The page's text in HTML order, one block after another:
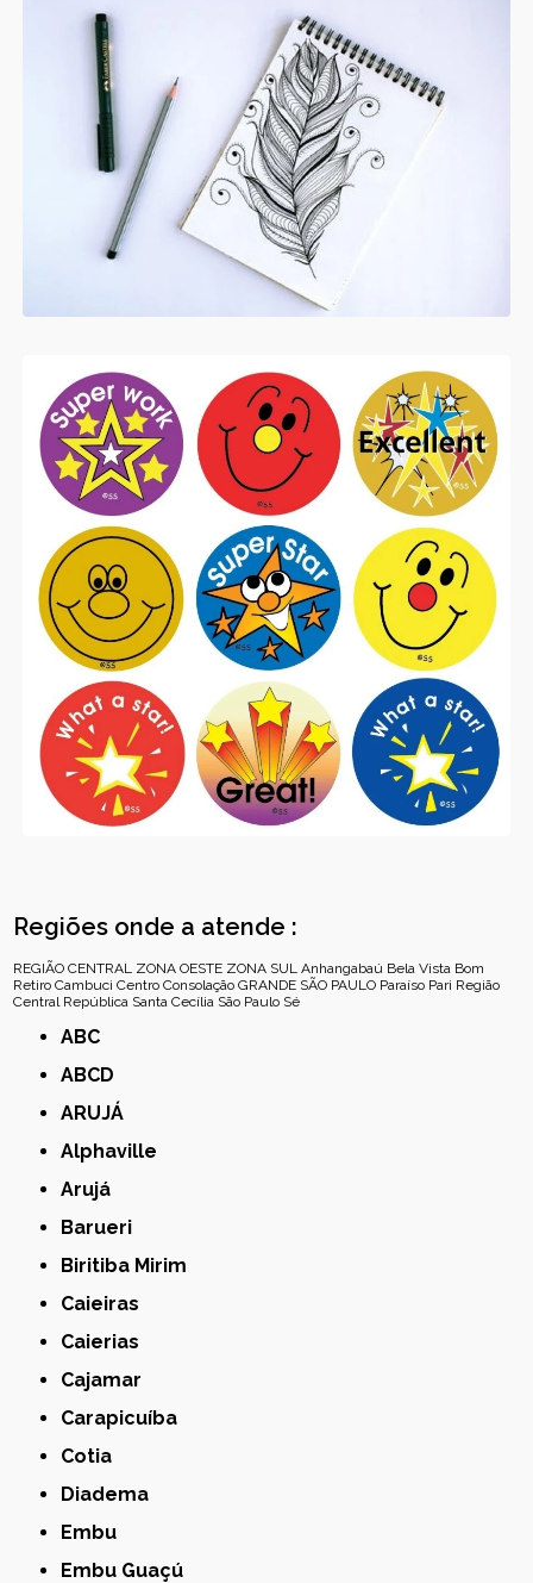
Regiões onde a atende :
REGIÃO CENTRAL ZONA OESTE ZONA SUL Anhangabaú Bela Vista Bom
Retiro Cambuci Centro Consolação GRANDE SÃO PAULO Paraíso Pari Região
Central República Santa Cecília São Paulo Sé
ABC
ABCD
ARUJÁ
Alphaville
Arujá
Barueri
Biritiba Mirim
Caieiras
Caierias
Cajamar
Carapicuíba
Cotia
Diadema
Embu
Embu Guaçú